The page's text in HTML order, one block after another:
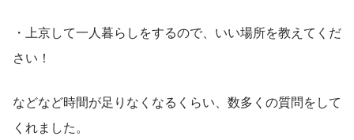
・上京して一人暮らしをするので、いい場所を教えてくだ
さい！
などなど時間が足りなくなるくらい、数多くの質問をして
くれました。